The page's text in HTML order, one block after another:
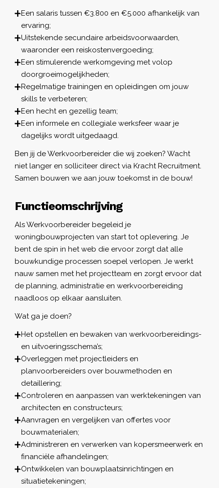
Een salaris tussen €3.800 en €5.000 afhankelijk van
ervaring;
Uitstekende secundaire arbeidsvoorwaarden,
waaronder een reiskostenvergoeding;
Een stimulerende werkomgeving met volop
doorgroeimogelijkheden;
Regelmatige trainingen en opleidingen om jouw
skills te verbeteren;
Een hecht en gezellig team;
Een informele en collegiale werksfeer waar je
dagelijks wordt uitgedaagd.
Ben jij de Werkvoorbereider die wij zoeken? Wacht
niet langer en solliciteer direct via Kracht Recruitment.
Samen bouwen we aan jouw toekomst in de bouw!
Functieomschrijving
Als Werkvoorbereider begeleid je
woningbouwprojecten van start tot oplevering. Je
bent de spin in het web die ervoor zorgt dat alle
bouwkundige processen soepel verlopen. Je werkt
nauw samen met het projectteam en zorgt ervoor dat
de planning, administratie en werkvoorbereiding
naadloos op elkaar aansluiten.
Wat ga je doen?
Het opstellen en bewaken van werkvoorbereidings-
en uitvoeringsschema’s;
Overleggen met projectleiders en
planvoorbereiders over bouwmethoden en
detaillering;
Controleren en aanpassen van werktekeningen van
architecten en constructeurs;
Aanvragen en vergelijken van offertes voor
bouwmaterialen;
Administreren en verwerken van kopersmeerwerk en
financiële afhandelingen;
Ontwikkelen van bouwplaatsinrichtingen en
situatietekeningen;